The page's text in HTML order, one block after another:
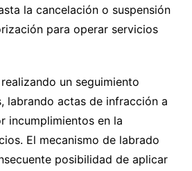
la cancelación o suspensión
para operar servicios
un seguimiento
labrando actas de infracción a
incumplimientos en la
El mecanismo de labrado
posibilidad de aplicar